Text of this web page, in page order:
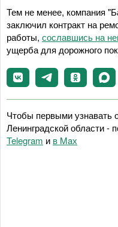
Тем не менее, компания
заключил контракт на
работы, сославшись на
ущерба для дорожного
Чтобы первыми узнавать
Ленинградской области -
Telegram и в Maх